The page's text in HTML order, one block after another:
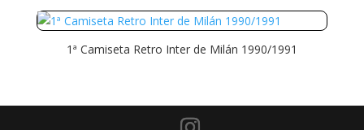
1ª Camiseta Retro Inter de Milán 1990/1991